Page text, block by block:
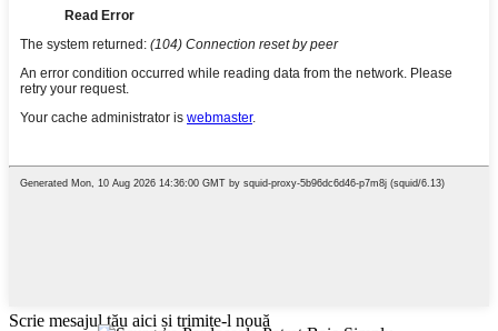
Scrie mesajul tău aici și trimite-l nouă